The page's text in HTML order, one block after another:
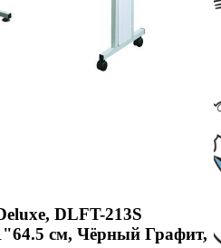
DLFT-213S
см, Чёрный Графит,